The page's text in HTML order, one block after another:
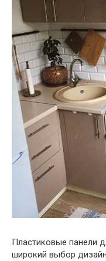
Пластиковые панели
широкий выбор